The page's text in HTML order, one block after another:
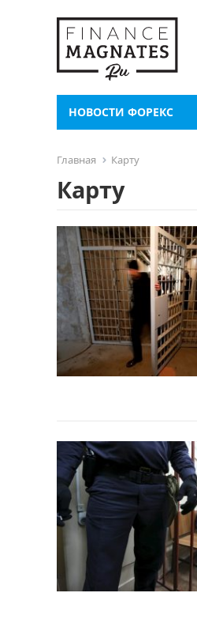
НОВОСТИ ФОРЕКС
Главная Карту
Карту